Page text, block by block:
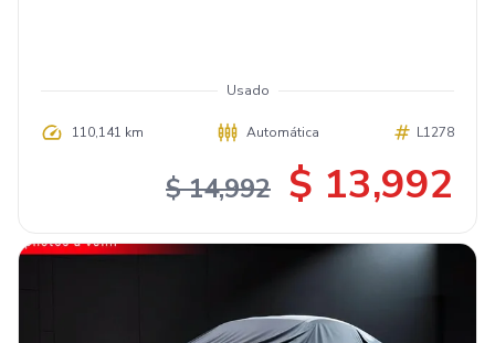
Usado
110,141 km Automática L1278
$ 14,992 $ 13,992